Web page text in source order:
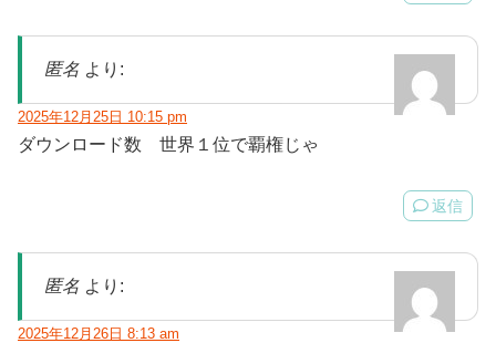
匿名 より:
2025年12月25日 10:15 pm
ダウンロード数 世界１位で覇権じゃ
返信
匿名 より:
2025年12月26日 8:13 am